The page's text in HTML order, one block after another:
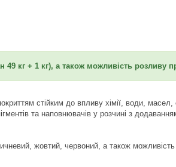
кг + 1 кг), а також можливість розливу
стійким до впливу хімії, води, масел,
та наповнювачів у розчині з
жовтий, червоний, а також